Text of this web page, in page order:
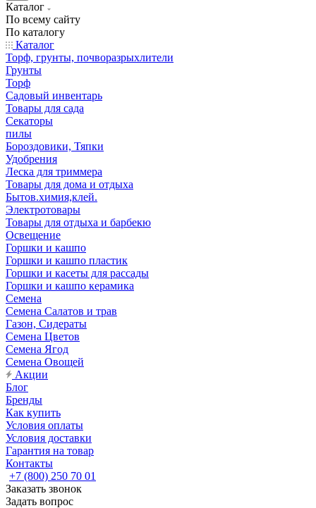
Каталог
По всему сайту
По каталогу
Каталог
Торф, грунты, почворазрыхлители
Грунты
Торф
Садовый инвентарь
Товары для сада
Секаторы
пилы
Бороздовики, Тяпки
Удобрения
Леска для триммера
Товары для дома и отдыха
Бытов.химия,клей.
Электротовары
Товары для отдыха и барбекю
Освещение
Горшки и кашпо
Горшки и кашпо пластик
Горшки и касеты для рассады
Горшки и кашпо керамика
Семена
Семена Салатов и трав
Газон, Сидераты
Семена Цветов
Семена Ягод
Семена Овощей
Акции
Блог
Бренды
Как купить
Условия оплаты
Условия доставки
Гарантия на товар
Контакты
+7 (800) 250 70 01
Заказать звонок
Задать вопрос